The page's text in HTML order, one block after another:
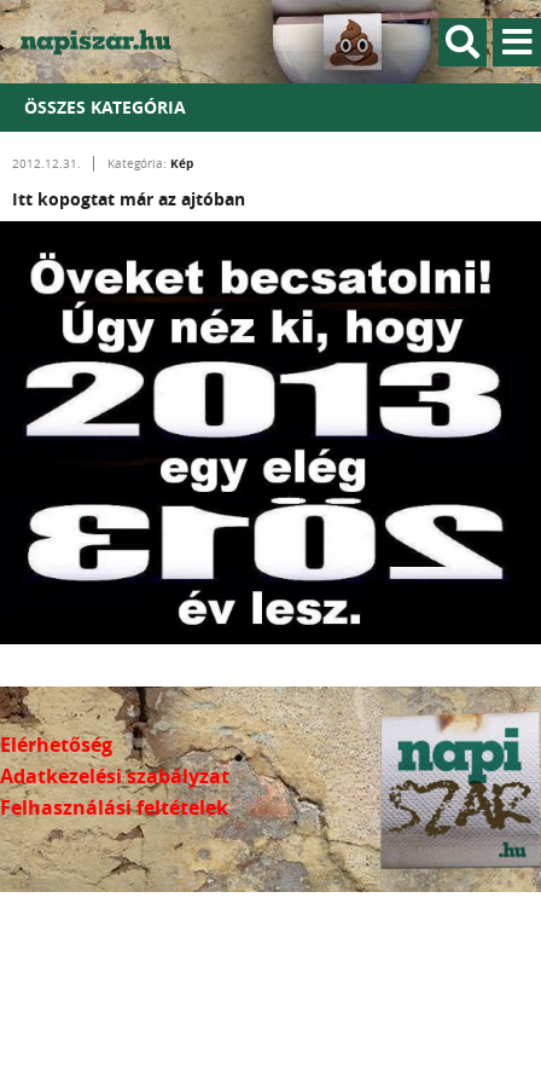
ÖSSZES KATEGÓRIA
2012.12.31. Kategória: Kép
Itt kopogtat már az ajtóban
Elérhetőség
Adatkezelési szabályzat
Felhasználási feltételek